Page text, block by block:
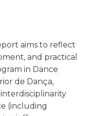
aims to reflect
and practical
in Dance
de Dança,
(including